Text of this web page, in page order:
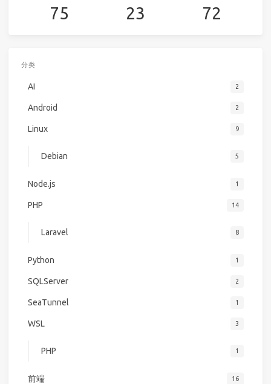
75 23 72
分类
AI 2
Android 2
Linux 9
Debian 5
Node.js 1
PHP 14
Laravel 8
Python 1
SQLServer 2
SeaTunnel 1
WSL 3
PHP 1
前端 16